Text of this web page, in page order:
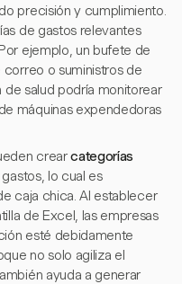
precisión y cumplimiento.
de gastos relevantes
ejemplo, un bufete de
o suministros de
de salud podría monitorear
máquinas expendedoras
crearcategorías
lo cual es
caja chica. Al establecer
de Excel, las empresas
esté debidamente
no solo agiliza el
ayuda a generar